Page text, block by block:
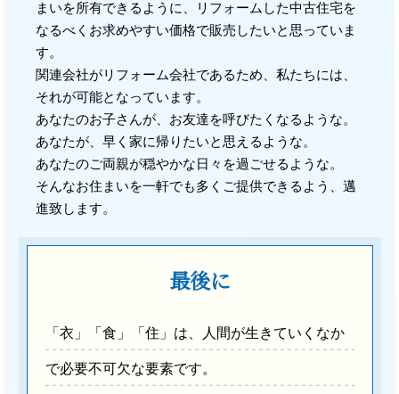
まいを所有できるように、リフォームした中古住宅を
なるべくお求めやすい価格で販売したいと思っていま
す。
関連会社がリフォーム会社であるため、私たちには、
それが可能となっています。
あなたのお子さんが、お友達を呼びたくなるような。
あなたが、早く家に帰りたいと思えるような。
あなたのご両親が穏やかな日々を過ごせるような。
そんなお住まいを一軒でも多くご提供できるよう、邁
進致します。
最後に
「衣」「食」「住」は、人間が生きていくなか
で必要不可欠な要素です。